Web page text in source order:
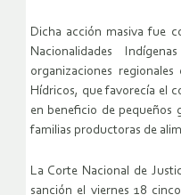
Dicha acción masiva fue
Nacionalidades
organizaciones
Hídricos, que favorecía el
en beneficio de pequeños
familias productoras de
La Corte Nacional de
sanción el viernes 18